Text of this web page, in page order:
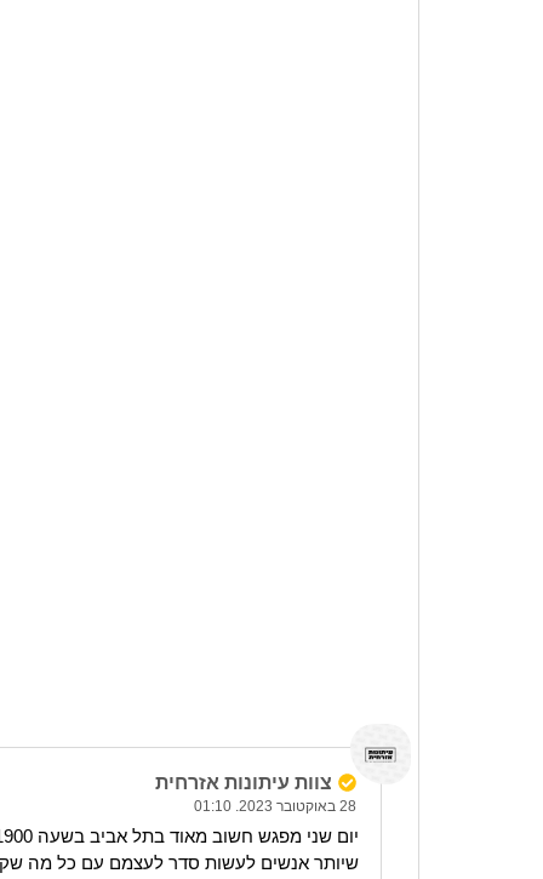
צוות עיתונות אזרחית
28 באוקטובר 2023. 01:10
שיותר אנשים לעשות סדר לעצמם עם כל מה